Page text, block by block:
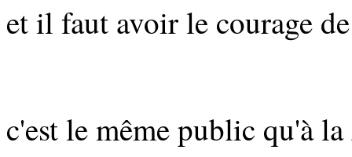
et il faut avoir le courage
c'est le même public qu'à